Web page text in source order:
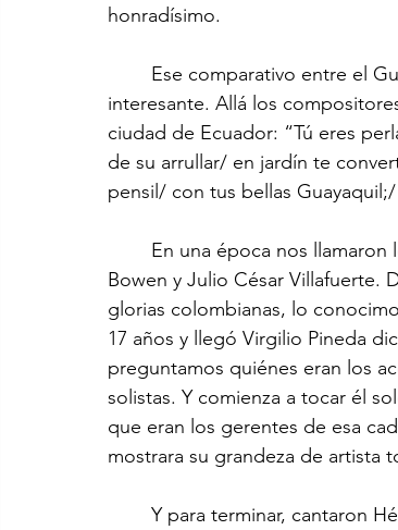
honradísimo.
interesante. Allá los
ciudad de Ecuador: “Tú eres
de su arrullar/ en jardín te
pensil/ con tus bellas
Bowen y Julio César Villafuerte.
glorias colombianas, lo
17 años y llegó Virgilio Pineda
preguntamos quiénes eran los
solistas. Y comienza a tocar él
que eran los gerentes de esa
mostrara su grandeza de artista